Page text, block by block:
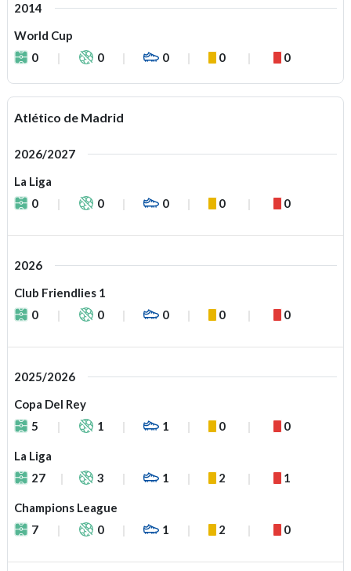
2014
World Cup
0
0 0 0 0
Atlético de Madrid
2026/2027
La Liga
0
0 0 0 0
2026
Club Friendlies 1
0
0 0 0 0
2025/2026
Copa Del Rey
5
1 1 0 0
La Liga
27
3 1 2 1
Champions League
7
0 1 2 0